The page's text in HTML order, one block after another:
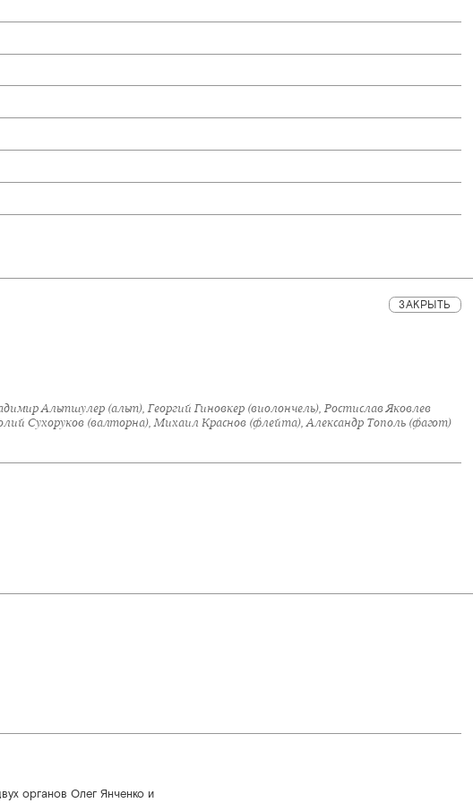
ЗАКРЫТЬ
Альтшулер (альт), Георгий Гиновкер (виолончель), Ростислав Яковлев
(контрабас), Александр Новаков (тромбон), Борис Юрьев (труба), Анатолий Сухоруков (валторна), Михаил Краснов (флейта), Александр Тополь (фагот)